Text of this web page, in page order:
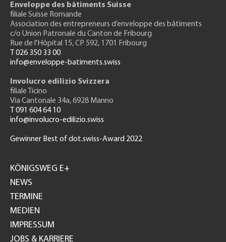
Enveloppe des bâtiments Suisse
filiale Suisse Romande
Association des entrepreneurs d’enveloppe des bâtiments
c/o Union Patronale du Canton de Fribourg
Rue de l'Hôpital 15, CP 592, 1701 Fribourg
T 026 350 33 00
info@enveloppe-batiments.swiss
Involucro edilizio Svizzera
filiale Ticino
Via Cantonale 34a, 6928 Manno
T 091 604 64 10
info@involucro-edilizio.swiss
Gewinner Best of dot.swiss-Award 2022
GH
KÖNIGSWEG E+
NEWS
TERMINE
MEDIEN
IMPRESSUM
JOBS & KARRIERE